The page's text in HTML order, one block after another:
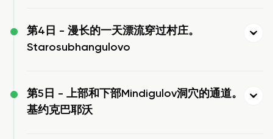
第4日 - 漫长的一天漂流穿过村庄。
Starosubhangulovo
第5日 - 上部和下部Mindigulov洞穴的通道。
基约克巴耶沃